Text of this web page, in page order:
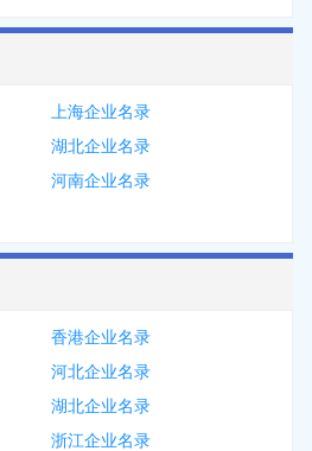
上海企业名录
湖北企业名录
河南企业名录
香港企业名录
河北企业名录
湖北企业名录
浙江企业名录